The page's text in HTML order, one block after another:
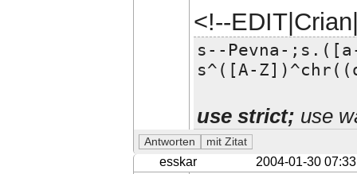
<!--
s--Pevna-
s^([A-
use strict; use
esskar 2004-01-30 07:33